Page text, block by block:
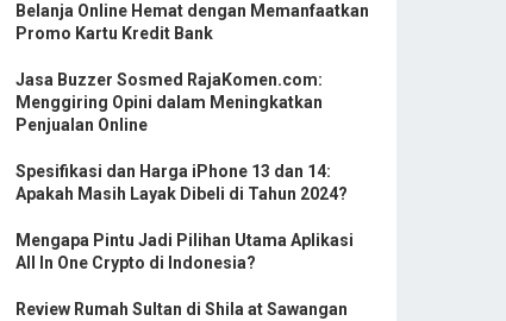
Belanja Online Hemat dengan Memanfaatkan
Promo Kartu Kredit Bank
Jasa Buzzer Sosmed RajaKomen.com:
Menggiring Opini dalam Meningkatkan
Penjualan Online
Spesifikasi dan Harga iPhone 13 dan 14:
Apakah Masih Layak Dibeli di Tahun 2024?
Mengapa Pintu Jadi Pilihan Utama Aplikasi
All In One Crypto di Indonesia?
Review Rumah Sultan di Shila at Sawangan